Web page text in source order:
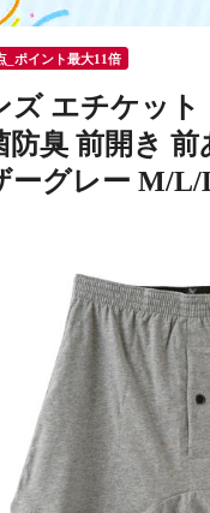
_ポイント最大11倍
ズ エチケット
防臭 前開き
ーグレー M/L/